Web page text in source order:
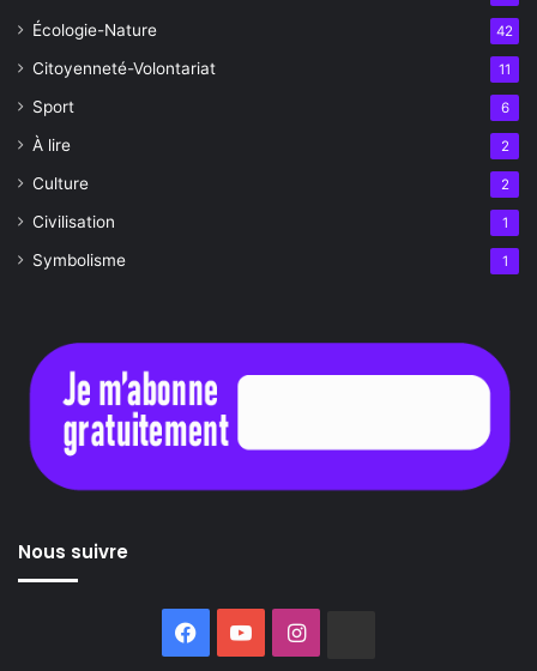
Écologie-Nature 42
Citoyenneté-Volontariat 11
Sport 6
À lire 2
Culture 2
Civilisation 1
Symbolisme 1
Nous suivre
Facebook
YouTubeInstagram